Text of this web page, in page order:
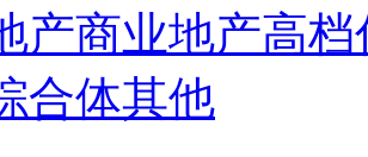
产商业地产高档
合体其他